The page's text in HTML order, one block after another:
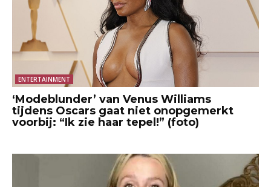
ENTERTAINMENT
‘Modeblunder’ van Venus Williams
tijdens Oscars gaat niet onopgemerkt
voorbij: “Ik zie haar tepel!” (foto)